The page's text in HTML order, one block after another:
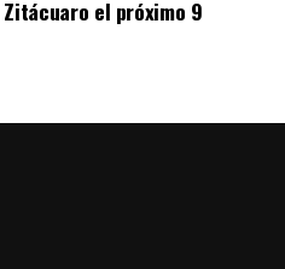
el próximo 9